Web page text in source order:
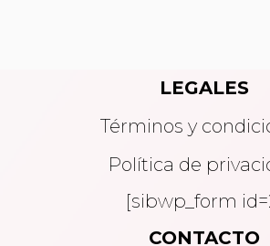
LEGALES
Términos y
Política de
[sibwp_form
CONTACTO